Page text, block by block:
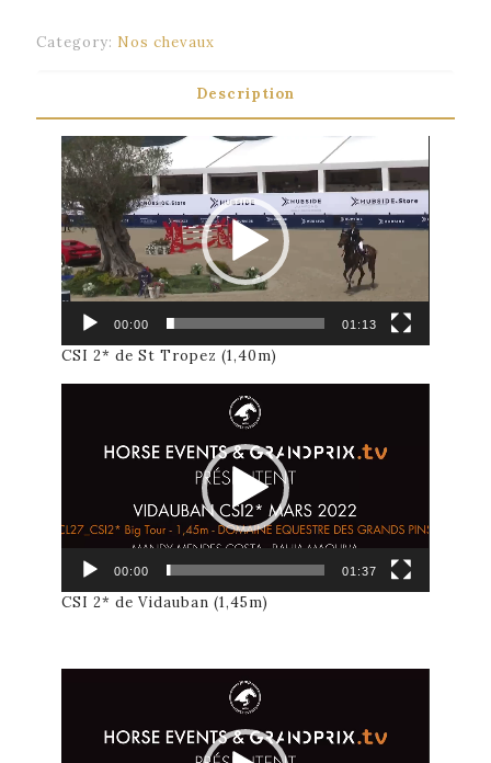
Category: Nos chevaux
Description
Lecteur
vidéo
00:00 01:13
CSI 2* de St Tropez (1,40m)
00:00 01:37
CSI 2* de Vidauban (1,45m)